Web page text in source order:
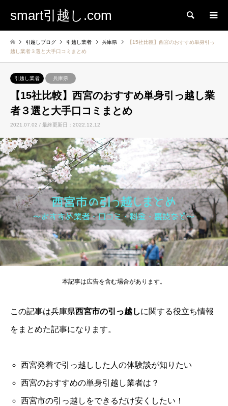
smart引越し.com 検索
引越しブログ 引越し業者 兵庫県
【15社比較】西宮のおすすめ単身引っ
越し業者３選と大手口コミまとめ
引越し業者 兵庫県
【15社比較】西宮のおすすめ単身引っ越し業
者３選と大手口コミまとめ
2021.07.02 / 最終更新日：2022.12.12
本記事は広告を含む場合があります。
この記事は兵庫県西宮市の引っ越しに関する役立ち情報
をまとめた記事になります。
西宮発着で引っ越しした人の体験談が知りたい
西宮のおすすめの単身引越し業者は？
西宮市の引っ越しをできるだけ安くしたい！